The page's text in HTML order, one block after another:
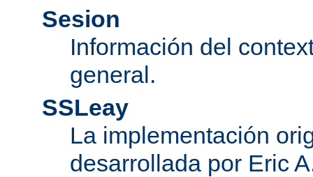
Sesion
Información del
general.
SSLeay
La implementación
desarrollada por Eric